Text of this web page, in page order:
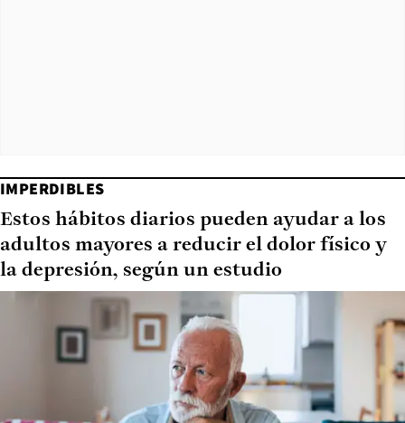
IMPERDIBLES
Estos hábitos diarios pueden ayudar a los
adultos mayores a reducir el dolor físico y
la depresión, según un estudio